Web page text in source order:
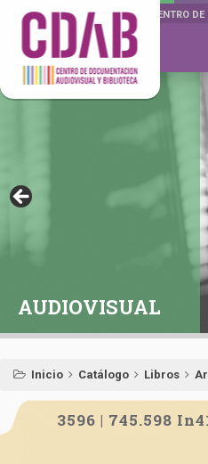
DOCUMENTA DRAMÁTICAS CENTRO
AUDIOVISUAL
Inicio Catálogo Libros
3596 | 745.598